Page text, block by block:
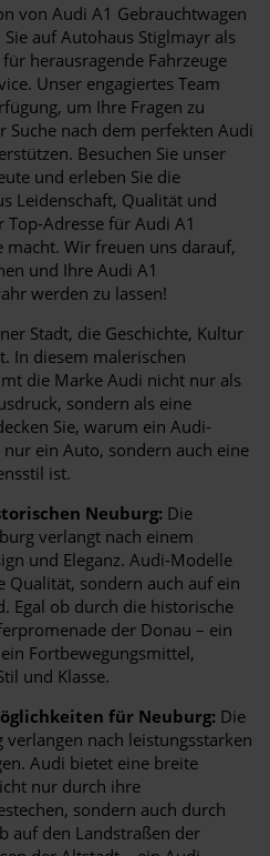
von Audi A1 Gebrauchtwagen
auf Autohaus Stiglmayr als
herausragende Fahrzeuge
Unser engagiertes Team
um Ihre Fragen zu
Suche nach dem perfekten Audi
Besuchen Sie unser
und erleben Sie die
Leidenschaft, Qualität und
Adresse für Audi A1
macht. Wir freuen uns darauf,
und Ihre Audi A1
werden zu lassen!
Stadt, die Geschichte, Kultur
In diesem malerischen
die Marke Audi nicht nur als
sondern als eine
Sie, warum ein Audi-
ein Auto, sondern auch eine
ist.
Neuburg: Die
verlangt nach einem
und Eleganz. Audi-Modelle
Qualität, sondern auch auf ein
Egal ob durch die historische
der Donau – ein
Fortbewegungsmittel,
und Klasse.
für Neuburg: Die
nach leistungsstarken
Audi bietet eine breite
nur durch ihre
sondern auch durch
auf den Landstraßen der